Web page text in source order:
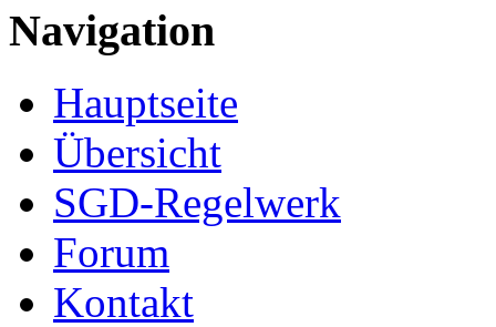
Navigation
Hauptseite
Übersicht
SGD-Regelwerk
Forum
Kontakt